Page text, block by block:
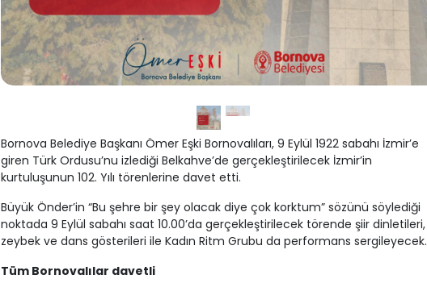
Bornova Belediye Başkanı Ömer Eşki Bornovalıları, 9 Eylül 1922 sabahı İzmir’e
giren Türk Ordusu’nu izlediği Belkahve’de gerçekleştirilecek İzmir’in
kurtuluşunun 102. Yılı törenlerine davet etti.
Büyük Önder’in “Bu şehre bir şey olacak diye çok korktum” sözünü söylediği
noktada 9 Eylül sabahı saat 10.00’da gerçekleştirilecek törende şiir dinletileri,
zeybek ve dans gösterileri ile Kadın Ritm Grubu da performans sergileyecek.
Tüm Bornovalılar davetli